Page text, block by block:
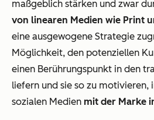
maßgeblich stärken und zwar
von linearen Medien wie Print
eine ausgewogene Strategie
Möglichkeit, den potenziellen
einen Berührungspunkt in den
liefern und sie so zu motivieren,
sozialen Medien mit der Marke